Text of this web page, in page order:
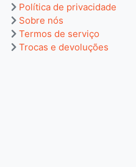
Política de privacidade
Sobre nós
Termos de serviço
Trocas e devoluções